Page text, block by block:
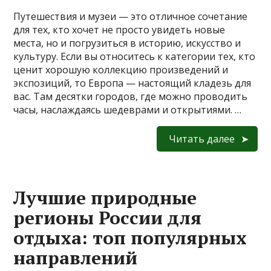
Путешествия и музеи — это отличное сочетание
для тех, кто хочет не просто увидеть новые
места, но и погрузиться в историю, искусство и
культуру. Если вы относитесь к категории тех, кто
ценит хорошую коллекцию произведений и
экспозиций, то Европа — настоящий кладезь для
вас. Там десятки городов, где можно проводить
часы, наслаждаясь шедеврами и открытиями. …
Читать далее
Лучшие природные
регионы России для
отдыха: топ популярных
направлений